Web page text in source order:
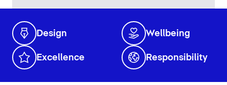
Design Wellbeing
Excellence Responsibility